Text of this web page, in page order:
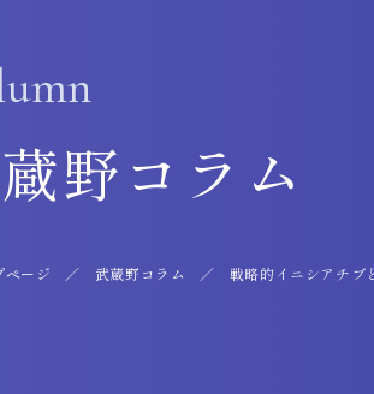
野コラム
ページ 武蔵野コラム 戦略的イニシアチブ